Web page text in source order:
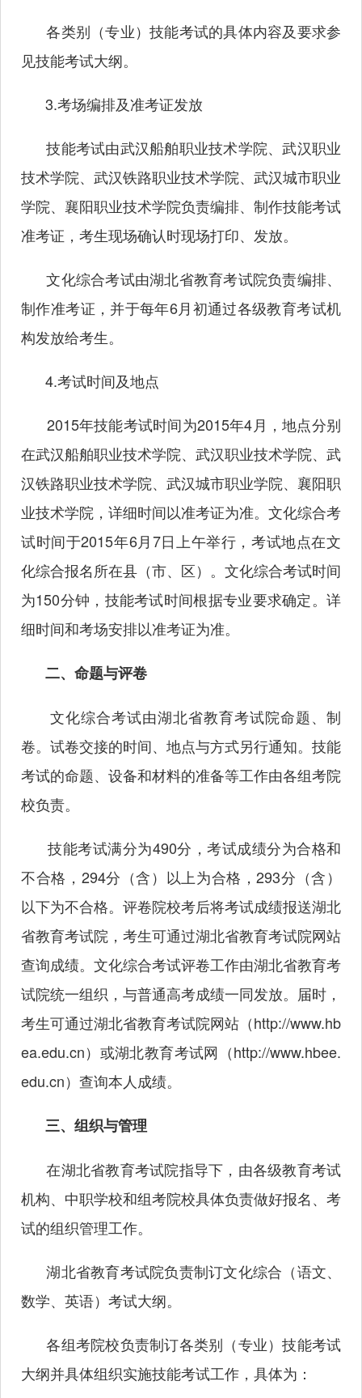
各类别（专业）技能考试的具体内容及要求参
见技能考试大纲。
3.考场编排及准考证发放
技能考试由武汉船舶职业技术学院、武汉职业
技术学院、武汉铁路职业技术学院、武汉城市职业
学院、襄阳职业技术学院负责编排、制作技能考试
准考证，考生现场确认时现场打印、发放。
文化综合考试由湖北省教育考试院负责编排、
制作准考证，并于每年6月初通过各级教育考试机
构发放给考生。
4.考试时间及地点
2015年技能考试时间为2015年4月，地点分别
在武汉船舶职业技术学院、武汉职业技术学院、武
汉铁路职业技术学院、武汉城市职业学院、襄阳职
业技术学院，详细时间以准考证为准。文化综合考
试时间于2015年6月7日上午举行，考试地点在文
化综合报名所在县（市、区）。文化综合考试时间
为150分钟，技能考试时间根据专业要求确定。详
细时间和考场安排以准考证为准。
二、命题与评卷
文化综合考试由湖北省教育考试院命题、制
卷。试卷交接的时间、地点与方式另行通知。技能
考试的命题、设备和材料的准备等工作由各组考院
校负责。
技能考试满分为490分，考试成绩分为合格和
不合格，294分（含）以上为合格，293分（含）
以下为不合格。评卷院校考后将考试成绩报送湖北
省教育考试院，考生可通过湖北省教育考试院网站
查询成绩。文化综合考试评卷工作由湖北省教育考
试院统一组织，与普通高考成绩一同发放。届时，
考生可通过湖北省教育考试院网站（http://www.hb
ea.edu.cn）或湖北教育考试网（http://www.hbee.
edu.cn）查询本人成绩。
三、组织与管理
在湖北省教育考试院指导下，由各级教育考试
机构、中职学校和组考院校具体负责做好报名、考
试的组织管理工作。
湖北省教育考试院负责制订文化综合（语文、
数学、英语）考试大纲。
各组考院校负责制订各类别（专业）技能考试
大纲并具体组织实施技能考试工作，具体为：